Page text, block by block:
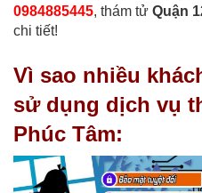
0984885445, thám tử Quận
chi tiết!
Vì sao nhiều
sử dụng dịch vụ
Phúc Tâm: